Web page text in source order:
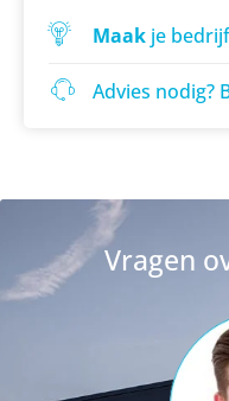
Maak je
Advies nodig?
Vragen